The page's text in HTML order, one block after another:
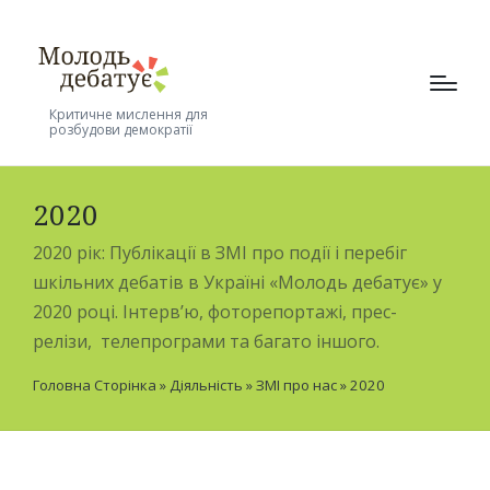
Критичне мислення для
розбудови демократії
2020
2020 рік: Публікації в ЗМІ про події і перебіг
шкільних дебатів в Україні «Молодь дебатує» у
2020 році. Інтерв’ю, фоторепортажі, прес-
релізи, телепрограми та багато іншого.
Головна Сторінка » Діяльність »ЗМІ про нас»2020